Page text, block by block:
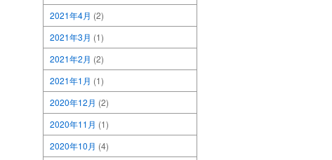
2021年4月 (2)
2021年3月 (1)
2021年2月 (2)
2021年1月 (1)
2020年12月 (2)
2020年11月 (1)
2020年10月 (4)